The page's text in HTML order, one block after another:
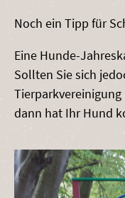
Noch ein Tipp für
Eine Hunde-
Sollten Sie sich
dann hat Ihr Hund